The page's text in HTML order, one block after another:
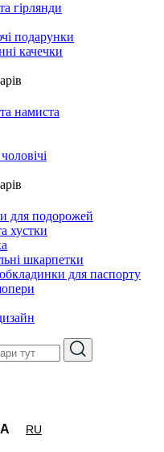
гірлянди
подарунки
качечки
намиста
для подорожей
хустки
шкарпетки
для паспорту
RU